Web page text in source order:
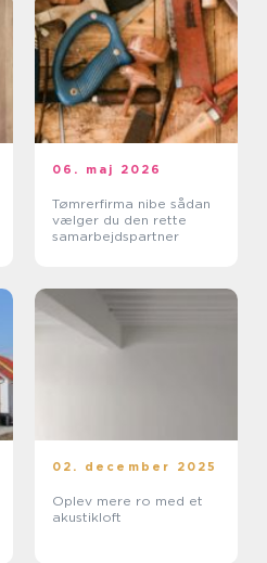
06. maj 2026
Tømrerfirma nibe sådan
vælger du den rette
samarbejdspartner
02. december 2025
Oplev mere ro med et
akustikloft